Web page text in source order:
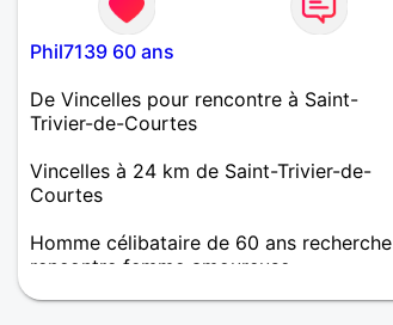
Phil7139 60 ans
De Vincelles pour rencontre à Saint-
Trivier-de-Courtes
Vincelles à 24 km de Saint-Trivier-de-
Courtes
Homme célibataire de 60 ans recherche
rencontre femme amoureuse
Difficile de se décrire , mais plus simple